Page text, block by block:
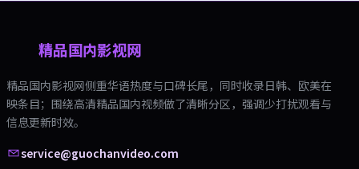
精品国内影视网
精品国内影视网侧重华语热度与口碑长尾，同时收录日韩、欧美在
映条目；围绕高清精品国内视频做了清晰分区，强调少打扰观看与
信息更新时效。
service@guochanvideo.com